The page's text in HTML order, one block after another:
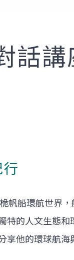
講
帆船環航世界
的人文生態
享他的環球航